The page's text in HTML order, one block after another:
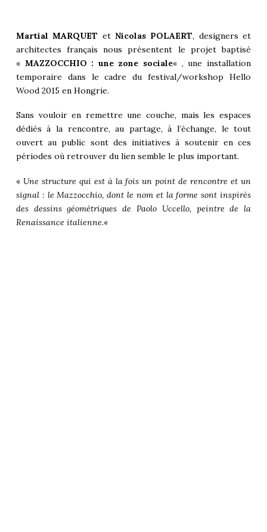
Martial MARQUET et Nicolas POLAERT, designers et
architectes français nous présentent le projet baptisé
« MAZZOCCHIO : une zone sociale« , une installation
temporaire dans le cadre du festival/workshop Hello
Wood 2015 en Hongrie.
Sans vouloir en remettre une couche, mais les espaces
dédiés à la rencontre, au partage, à l’échange, le tout
ouvert au public sont des initiatives à soutenir en ces
périodes où retrouver du lien semble le plus important.
« Une structure qui est à la fois un point de rencontre et un
signal : le Mazzocchio, dont le nom et la forme sont inspirés
des dessins géométriques de Paolo Uccello, peintre de la
Renaissance italienne.«